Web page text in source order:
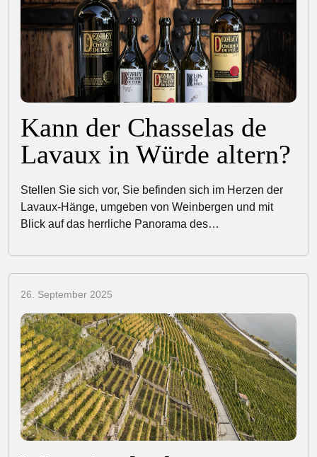
Kann der Chasselas de
Lavaux in Würde altern?
Stellen Sie sich vor, Sie befinden sich im Herzen der
Lavaux-Hänge, umgeben von Weinbergen und mit
Blick auf das herrliche Panorama des…
26. September 2025